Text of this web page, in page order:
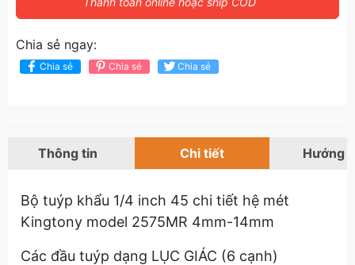
Chia sẻ ngay:
Chia sẻ Chia sẻ Chia sẻ
Thông tin Chi tiết Hướng
Bộ tuýp khẩu 1/4 inch 45 chi tiết hệ mét
Kingtony model 2575MR 4mm-14mm
Các đầu tuýp dạng LỤC GIÁC (6 cạnh)